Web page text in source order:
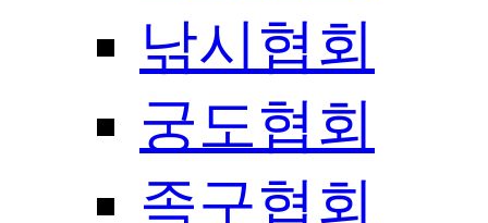
낚시협회
궁도협회
족구협회